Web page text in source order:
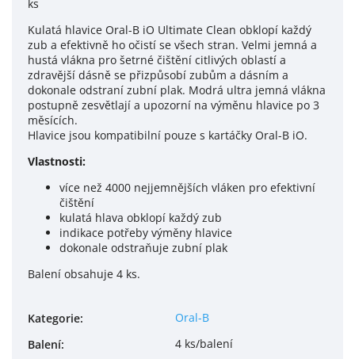
ks
Kulatá hlavice Oral-B iO Ultimate Clean obklopí každý
zub a efektivně ho očistí se všech stran. Velmi jemná a
hustá vlákna pro šetrné čištění citlivých oblastí a
zdravější dásně se přizpůsobí zubům a dásním a
dokonale odstraní zubní plak. Modrá ultra jemná vlákna
postupně zesvětlají a upozorní na výměnu hlavice po 3
měsících.
Hlavice jsou kompatibilní pouze s kartáčky Oral-B iO.
Vlastnosti:
více než 4000 nejjemnějších vláken pro efektivní
čištění
kulatá hlava obklopí každý zub
indikace potřeby výměny hlavice
dokonale odstraňuje zubní plak
Balení obsahuje 4 ks.
Kategorie:
Oral-B
Balení: 4 ks/balení